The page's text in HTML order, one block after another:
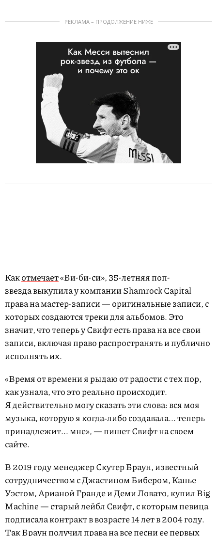
РЕКЛАМА – ПРОДОЛЖЕНИЕ НИЖЕ
Какотмечает«Би-би-си», 35-летняя поп-
звезда выкупила у компании Shamrock Capital
права на мастер-записи — оригинальные записи, с
которых создаются треки для альбомов. Это
значит, что теперь у Свифт есть права на все свои
записи, включая право распространять и публично
исполнять их.
«Время от времени я рыдаю от радости с тех пор,
как узнала, что это реально происходит.
Я действительно могу сказать эти слова: вся моя
музыка, которую я когда‑либо создавала... теперь
принадлежит... мне», — пишет Свифт на своем
сайте.
В 2019 году менеджер Скутер Браун, известный
сотрудничеством с Джастином Бибером, Канье
Уэстом, Арианой Гранде и Деми Ловато, купил Big
Machine — старый лейбл Свифт, с которым певица
подписала контракт в возрасте 14 лет в 2004 году.
Так Браун получил права на все песни ее первых